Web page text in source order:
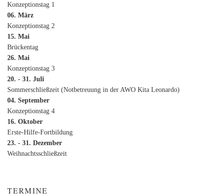
Konzeptionstag 1
06. März
Konzeptionstag 2
15. Mai
Brückentag
26. Mai
Konzeptionstag 3
20. - 31. Juli
Sommerschließzeit (Notbetreuung in der AWO Kita Leonardo)
04. September
Konzeptionstag 4
16. Oktober
Erste-Hilfe-Fortbildung
23. - 31. Dezember
Weihnachtsschließzeit
TERMINE